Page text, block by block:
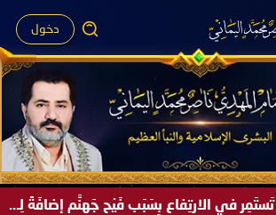
دخول
دَرَجات حَرارةِ المُنَاخ تَستَمِر في الارتِفاع بِسَبَب فَيْح جَهنَّم إضافَةً لِحرارةِ الشَّمس في مُحكَم القُرآن العَظيم ..